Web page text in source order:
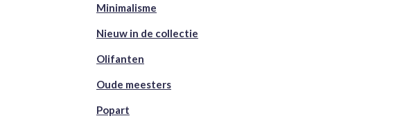
Minimalisme
Nieuw in de collectie
Olifanten
Oude meesters
Popart